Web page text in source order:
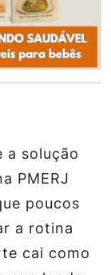
a solução
PMERJ
poucos
a rotina
cai como